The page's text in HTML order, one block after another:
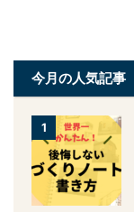
今月の人気記事